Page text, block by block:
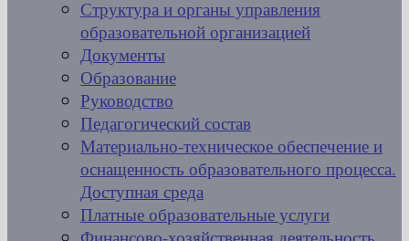
Структура и органы управления
образовательной организацией
Документы
Образование
Руководство
Педагогический состав
Материально-техническое обеспечение и
оснащенность образовательного процесса.
Доступная среда
Платные образовательные услуги